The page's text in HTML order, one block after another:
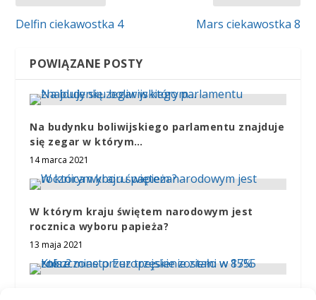
Delfin ciekawostka 4 Mars ciekawostka 8
POWIĄZANE POSTY
Na budynku boliwijskiego parlamentu znajduje
się zegar w którym…
14 marca 2021
W którym kraju świętem narodowym jest
rocznica wyboru papieża?
13 maja 2021